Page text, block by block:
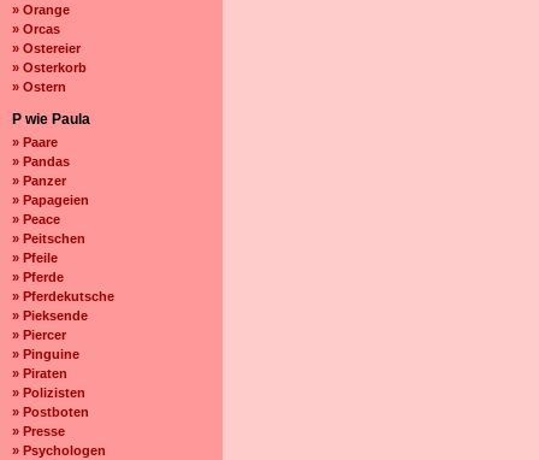
» Orange
» Orcas
» Ostereier
» Osterkorb
» Ostern
P wie Paula
» Paare
» Pandas
» Panzer
» Papageien
» Peace
» Peitschen
» Pfeile
» Pferde
» Pferdekutsche
» Pieksende
» Piercer
» Pinguine
» Piraten
» Polizisten
» Postboten
» Presse
» Psychologen